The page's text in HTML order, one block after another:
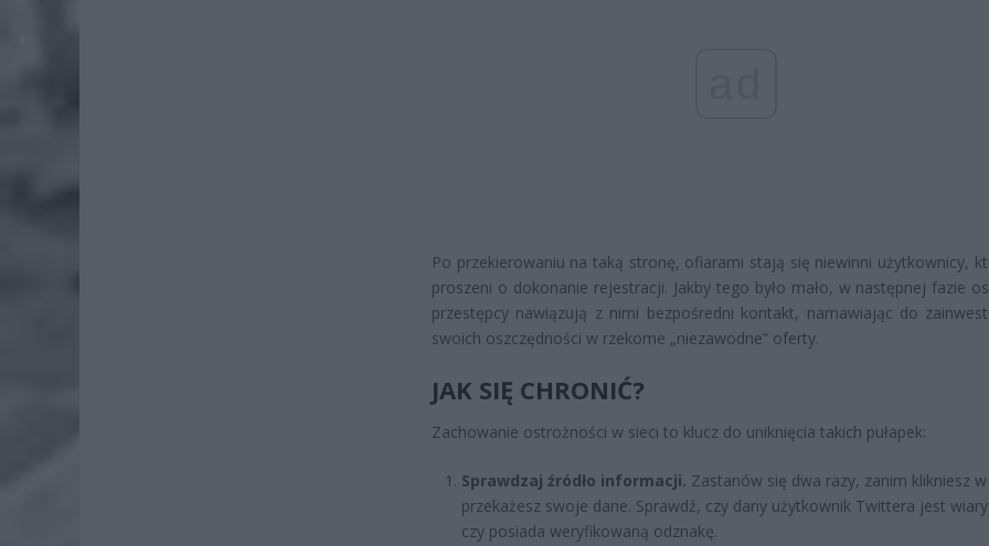
Po przekierowaniu na taką stronę, ofiarami stają się niewinni użytkownicy,
proszeni o dokonanie rejestracji. Jakby tego było mało, w następnej fazie
przestępcy nawiązują z nimi bezpośredni kontakt, namawiając do
swoich oszczędności w rzekome „niezawodne” oferty.
JAK SIĘ CHRONIĆ?
Zachowanie ostrożności w sieci to klucz do uniknięcia takich pułapek:
Sprawdzaj źródło informacji. Zastanów się dwa razy, zanim klikniesz
przekażesz swoje dane. Sprawdź, czy dany użytkownik Twittera jest
czy posiada weryfikowaną odznakę.